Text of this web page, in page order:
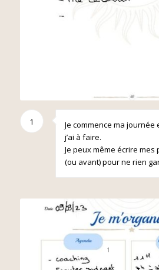
1
Je commence ma
j’ai à faire.
Je peux même écrire
(ou avant) pour ne rien
1